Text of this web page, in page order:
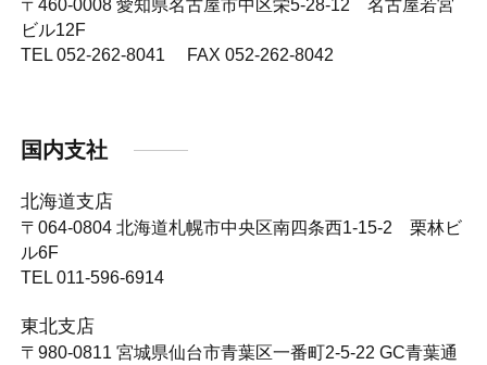
〒460-0008愛知県名古屋市中区栄5-28-12 名古屋若宮
ビル12F
TEL 052-262-8041 FAX 052-262-8042
国内支社
北海道支店
〒064-0804北海道札幌市中央区南四条西1-15-2 栗林ビ
ル6F
TEL 011-596-6914
東北支店
〒980-0811 宮城県仙台市青葉区一番町2-5-22 GC青葉通